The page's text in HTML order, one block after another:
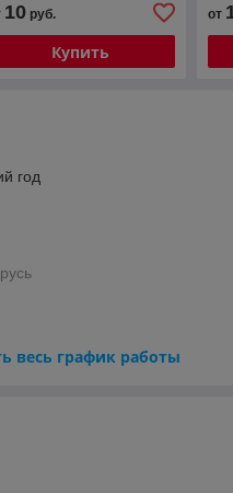
10руб.
Купить
от
год
весь график работы